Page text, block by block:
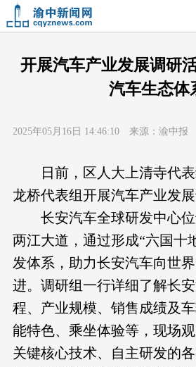
首页 媒体关注 今日
游在渝中 购在渝中 娱在
形象片 短视频 荟睛
开展汽车产业发展调研
汽车生态体
2025年05月16日 14:46:10 来源：渝中报
日前，区人大上清寺代
龙桥代表组开展汽车产业发展
长安汽车全球研发中心
两江大道，通过形成“六国十
发体系，助力长安汽车向世
进。调研组一行详细了解长
程、产业规模、销售成绩及
能特色、乘坐体验等，现场
关键核心技术、自主研发的